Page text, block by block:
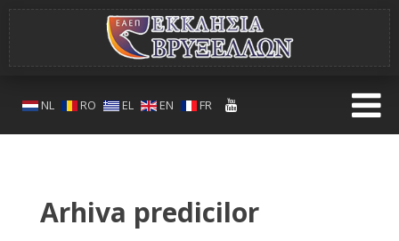
NL RO EL EN FR
Arhiva predicilor